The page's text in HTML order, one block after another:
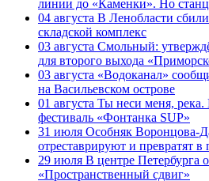
линии до «Каменки». Но
04 августа В Ленобласти
складской комплекс
03 августа Смольный:
для второго выхода
03 августа «Водоканал»
на Васильевском острове
01 августа Ты неси меня,
фестиваль «Фонтанка SUP»
31 июля Особняк Воронцова-
отреставрируют и превратят в
29 июля В центре Петербурга
«Пространственный сдвиг»